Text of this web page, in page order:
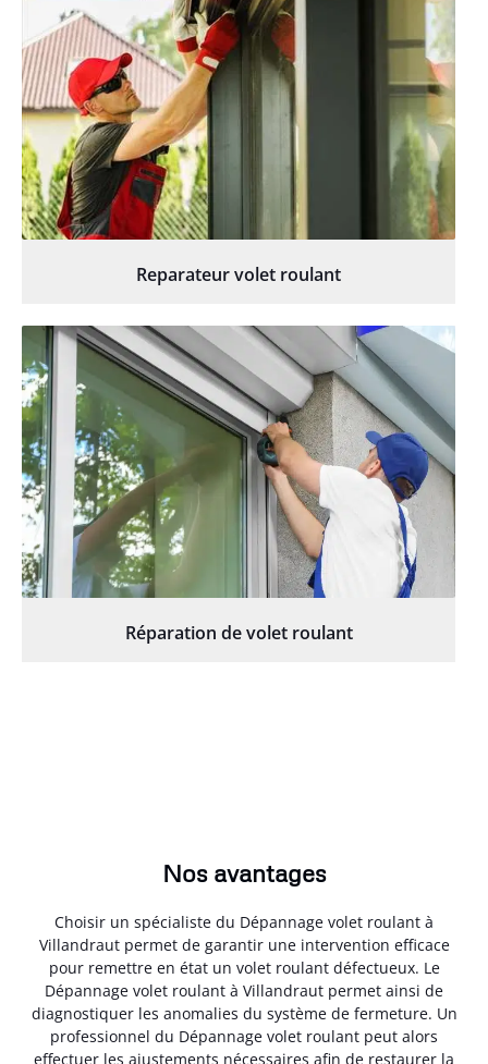
Reparateur volet roulant
Réparation de volet roulant
Nos avantages
Choisir un spécialiste du Dépannage volet roulant à
Villandraut permet de garantir une intervention efficace
pour remettre en état un volet roulant défectueux. Le
Dépannage volet roulant à Villandraut permet ainsi de
diagnostiquer les anomalies du système de fermeture. Un
professionnel du Dépannage volet roulant peut alors
effectuer les ajustements nécessaires afin de restaurer la